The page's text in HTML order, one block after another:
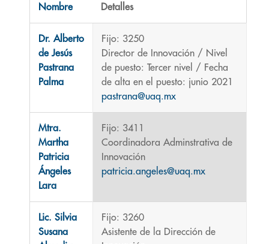
Nombre Detalles
Dr. Alberto
de Jesús
Pastrana
Palma
Fijo: 3250
Director de Innovación / Nivel
de puesto: Tercer nivel / Fecha
de alta en el puesto: junio 2021
pastrana@uaq.mx
Mtra.
Martha
Patricia
Ángeles
Lara
Fijo: 3411
Coordinadora Adminstrativa de
Innovación
patricia.angeles@uaq.mx
Lic. Silvia
Susana
Fijo: 3260
Asistente de la Dirección de